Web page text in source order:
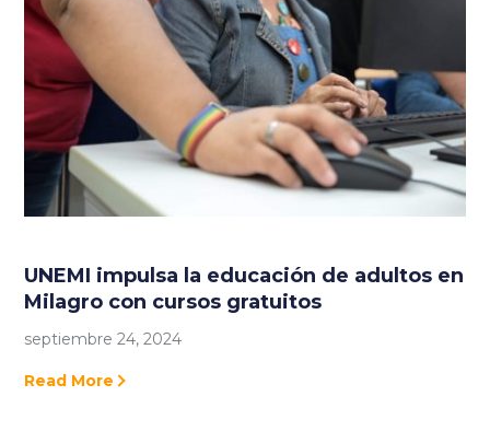
UNEMI impulsa la educación de adultos en
Milagro con cursos gratuitos
septiembre 24, 2024
Read More